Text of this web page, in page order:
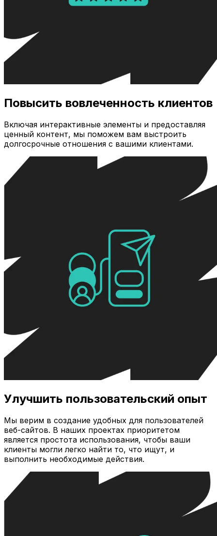
Повысить вовлеченность клиентов
Включая интерактивные элементы и предоставляя
ценный контент, мы поможем вам выстроить
долгосрочные отношения с вашими клиентами.
Улучшить пользовательский опыт
Мы верим в создание удобных для пользователей
веб-сайтов. В наших проектах приоритетом
является простота использования, чтобы ваши
клиенты могли легко найти то, что ищут, и
выполнить необходимые действия.